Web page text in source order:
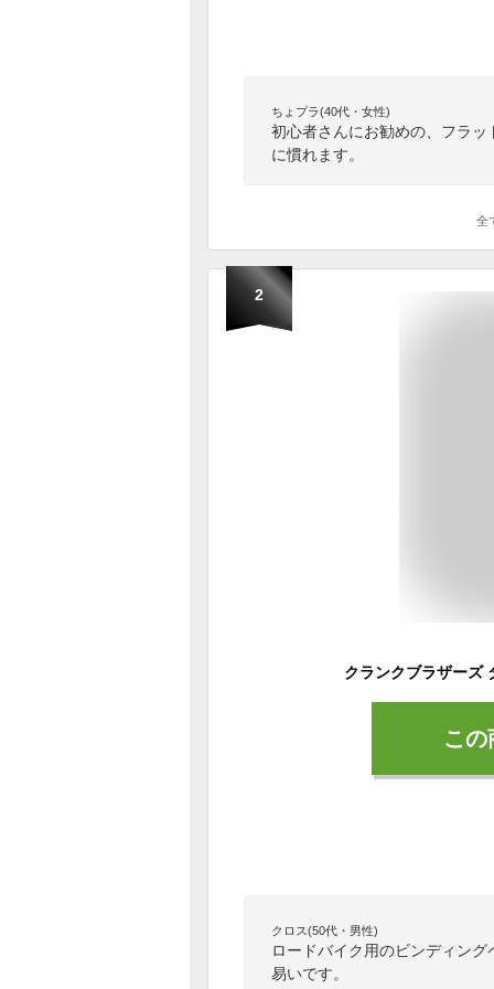
ちょプラ(40代・女性)
初心者さんにお勧めの、フラ
に慣れます。
全
2
こ
クロス(50代・男性)
ロードバイク用のビンディン
易いです。